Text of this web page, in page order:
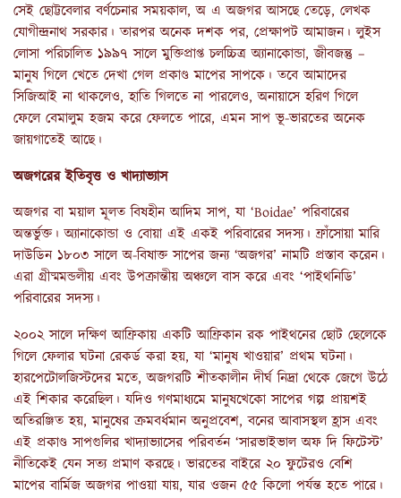
সেই ছোট্টবেলার বর্ণচেনার সময়কাল, অ এ অজগর আসছে তেড়ে, লেখক
যোগীন্দ্রনাথ সরকার। তারপর অনেক দশক পর, প্রেক্ষাপট আমাজন। লুইস
লোসা পরিচালিত ১৯৯৭ সালে মুক্তিপ্রাপ্ত চলচ্চিত্র অ্যানাকোন্ডা, জীবজন্তু –
মানুষ গিলে খেতে দেখা গেল প্রকাণ্ড মাপের সাপকে। তবে আমাদের
সিজিআই না থাকলেও, হাতি গিলতে না পারলেও, অনায়াসে হরিণ গিলে
ফেলে বেমালুম হজম করে ফেলতে পারে, এমন সাপ ভূ-ভারতের অনেক
জায়গাতেই আছে।
অজগরের ইতিবৃত্ত ও খাদ্যাভ্যাস
অজগর বা ময়াল মূলত বিষহীন আদিম সাপ, যা ‘Boidae’ পরিবারের
অন্তর্ভুক্ত। অ্যানাকোন্ডা ও বোয়া এই একই পরিবারের সদস্য। ফ্রাঁসোয়া মারি
দাউডিন ১৮০৩ সালে অ-বিষাক্ত সাপের জন্য ‘অজগর’ নামটি প্রস্তাব করেন।
এরা গ্রীষ্মমন্ডলীয় এবং উপক্রান্তীয় অঞ্চলে বাস করে এবং ‘পাইথনিডি’
পরিবারের সদস্য।
২০০২ সালে দক্ষিণ আফ্রিকায় একটি আফ্রিকান রক পাইথনের ছোট ছেলেকে
গিলে ফেলার ঘটনা রেকর্ড করা হয়, যা ‘মানুষ খাওয়ার’ প্রথম ঘটনা।
হারপেটোলজিস্টদের মতে, অজগরটি শীতকালীন দীর্ঘ নিদ্রা থেকে জেগে উঠে
এই শিকার করেছিল। যদিও গণমাধ্যমে মানুষখেকো সাপের গল্প প্রায়শই
অতিরঞ্জিত হয়, মানুষের ক্রমবর্ধমান অনুপ্রবেশ, বনের আবাসস্থল হ্রাস এবং
এই প্রকাণ্ড সাপগুলির খাদ্যাভ্যাসের পরিবর্তন ‘সারভাইভাল অফ দি ফিটেস্ট’
নীতিকেই যেন সত্য প্রমাণ করছে। ভারতের বাইরে ২০ ফুটেরও বেশি
মাপের বার্মিজ অজগর পাওয়া যায়, যার ওজন ৫৫ কিলো পর্যন্ত হতে পারে।